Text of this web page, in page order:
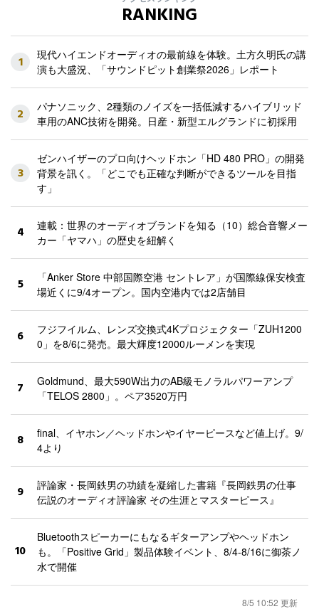
RANKING
1
現代ハイエンドオーディオの最前線を体験。土方久明氏の講
演も大盛況、「サウンドピット創業祭2026」レポート
2
パナソニック、2種類のノイズを一括低減するハイブリッド
車用のANC技術を開発。日産・新型エルグランドに初採用
3
ゼンハイザーのプロ向けヘッドホン「HD 480 PRO」の開発
背景を訊く。「どこでも正確な判断ができるツールを目指
す」
4
連載：世界のオーディオブランドを知る（10）総合音響メー
カー「ヤマハ」の歴史を紐解く
5
「Anker Store 中部国際空港 セントレア」が国際線保安検査
場近くに9/4オープン。国内空港内では2店舗目
6
フジフイルム、レンズ交換式4Kプロジェクター「ZUH1200
0」を8/6に発売。最大輝度12000ルーメンを実現
7
Goldmund、最大590W出力のAB級モノラルパワーアンプ
「TELOS 2800」。ペア3520万円
8
final、イヤホン／ヘッドホンやイヤーピースなど値上げ。9/
4より
9
評論家・長岡鉄男の功績を凝縮した書籍『長岡鉄男の仕事
伝説のオーディオ評論家 その生涯とマスターピース』
10
Bluetoothスピーカーにもなるギターアンプやヘッドホン
も。「Positive Grid」製品体験イベント、8/4-8/16に御茶ノ
水で開催
8/5 10:52 更新